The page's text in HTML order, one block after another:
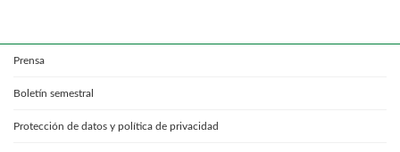
Prensa
Boletín semestral
Protección de datos y política de privacidad